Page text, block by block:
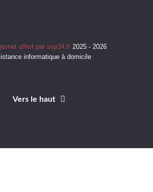
offert par svp34.fr 2025 - 2026
informatique à domicile
Vers le haut